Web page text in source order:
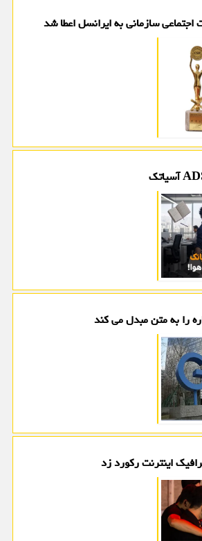
سازمانی به ایرانسل اعطا شد
را به متن مبدل می کند
اینترنت رکورد زد